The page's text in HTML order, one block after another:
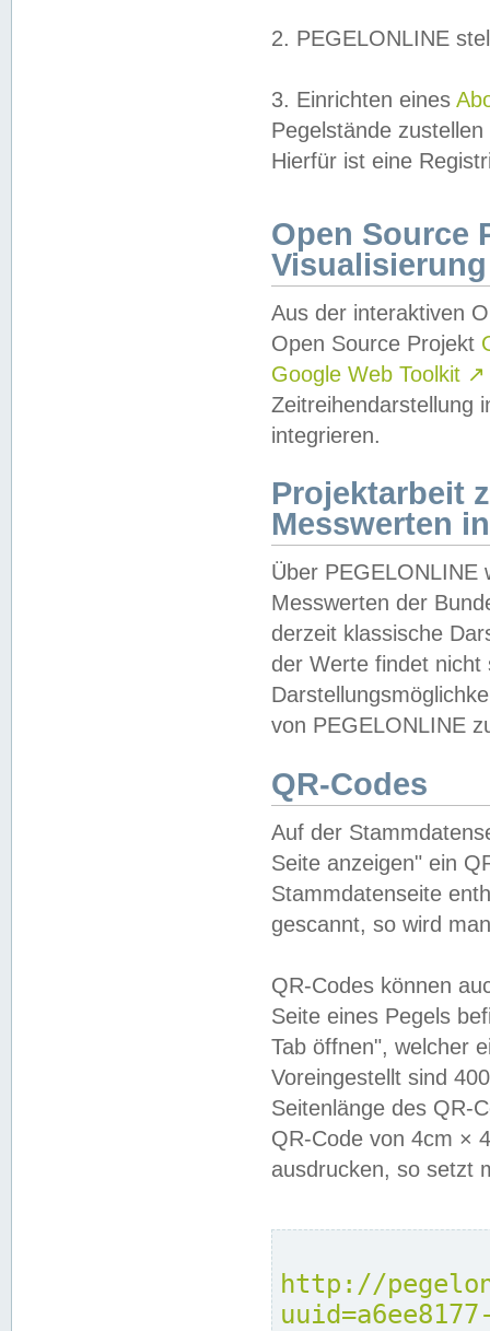
2. PEGELONLINE
3. Einrichten eines
Pegelstände
Hierfür ist eine
Open Source
Visualisierung
Aus der interaktiven
Open Source Projekt
Google Web Toolkit ↗
Zeitreihendarstellung
integrieren.
Projektarbeit
Messwerten
Über PEGELONLINE
Messwerten der
derzeit klassische
der Werte findet
von PEGELONLINE
QR-Codes
Auf der
Seite anzeigen" ein
Stammdatenseite
gescannt, so wird
QR-Codes können
Seite eines Pegels
Tab öffnen", welcher
Voreingestellt sind
Seitenlänge des QR-
QR-Code von 4cm ×
ausdrucken, so setzt
http://